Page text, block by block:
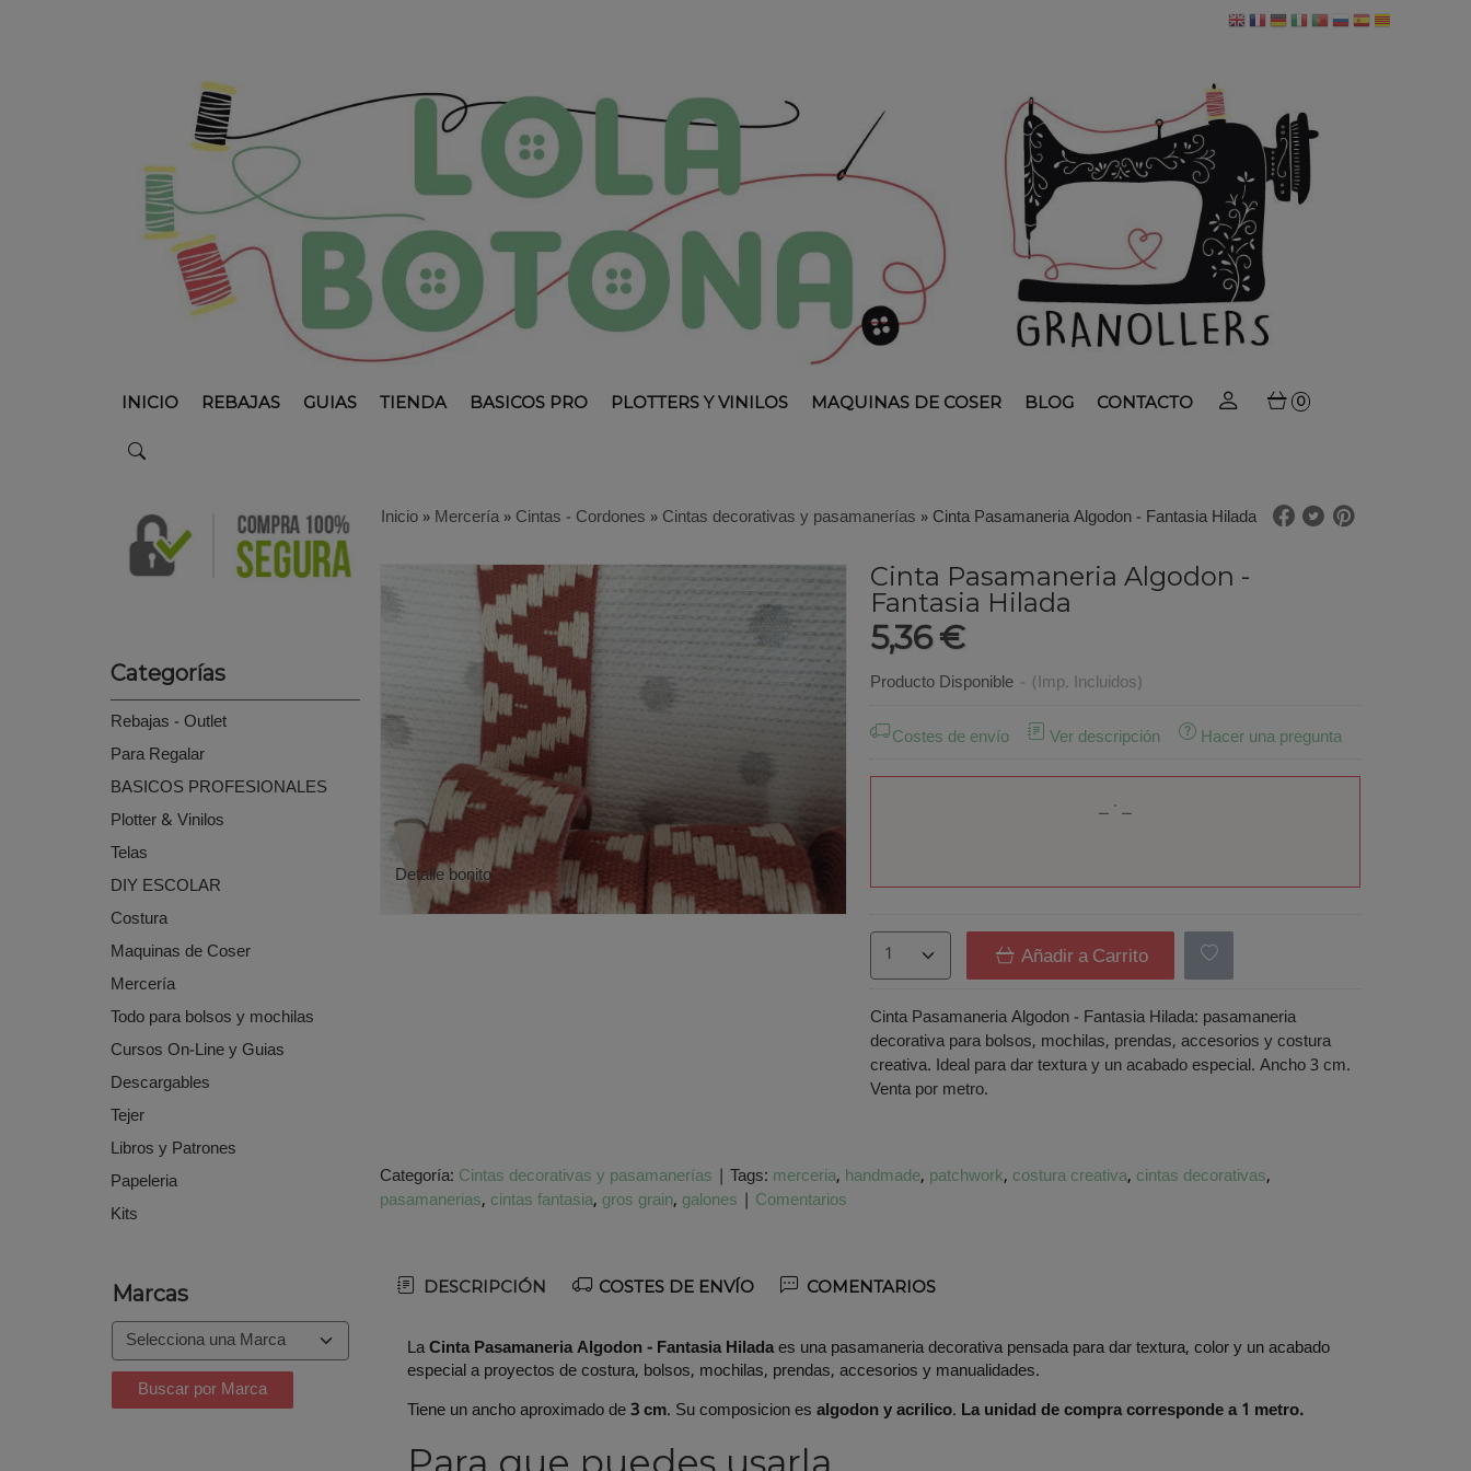
INICIO REBAJAS GUIAS TIENDA BASICOS PRO PLOTTERS Y VINILOS MAQUINAS DE COSER BLOG CONTACTO 0
Categorías
Rebajas - Outlet
Para Regalar
BASICOS PROFESIONALES
Plotter & Vinilos
Telas
DIY ESCOLAR
Costura
Maquinas de Coser
Mercería
Todo para bolsos y mochilas
Cursos On-Line y Guias
Descargables
Tejer
Libros y Patrones
Papeleria
Kits
Marcas
Inicio»Mercería»Cintas - Cordones »Cintas decorativas y pasamanerías »Cinta Pasamaneria Algodon - Fantasia Hilada
Detalle bonito
Cinta Pasamaneria Algodon -
Fantasia Hilada
5,36 €
Producto Disponible - (Imp. Incluidos)
Costes de envío
Ver descripción Hacer una pregunta
Añadir a Carrito
Cinta Pasamaneria Algodon - Fantasia Hilada: pasamaneria
decorativa para bolsos, mochilas, prendas, accesorios y costura
creativa. Ideal para dar textura y un acabado especial. Ancho 3 cm.
Venta por metro.
Categoría: Cintas decorativas y pasamanerías | Tags: merceria handmade patchwork costura creativa cintas decorativas
pasamanerias cintas fantasia gros grain galones | Comentarios
DESCRIPCIÓN COSTES DE ENVÍO COMENTARIOS
LaCinta Pasamaneria Algodon - Fantasia Hiladaes una pasamaneria decorativa pensada para dar textura, color y un acabado
especial a proyectos de costura, bolsos, mochilas, prendas, accesorios y manualidades.
Tiene un ancho aproximado de3 cm. Su composicion esalgodon y acrilico. La unidad de compra corresponde a 1 metro.
Para que puedes usarla